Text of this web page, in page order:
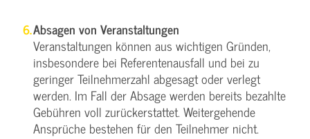
Absagen von Veranstaltungen
Veranstaltungen können aus wichtigen Gründen,
insbesondere bei Referentenausfall und bei zu
geringer Teilnehmerzahl abgesagt oder verlegt
werden. Im Fall der Absage werden bereits bezahlte
Gebühren voll zurückerstattet. Weitergehende
Ansprüche bestehen für den Teilnehmer nicht.